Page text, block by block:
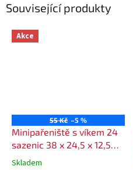
Související produkty
Akce
55 Kč –5 %
Minipařeniště s víkem 24
sazenic 38 x 24,5 x 12,5
cm
Skladem